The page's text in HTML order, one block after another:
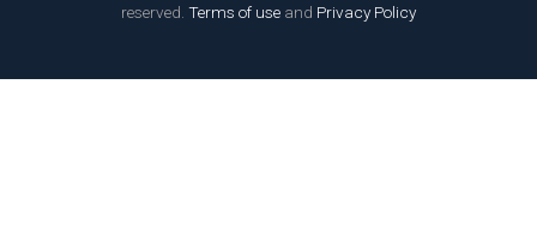
reserved. Terms of use and Privacy Policy